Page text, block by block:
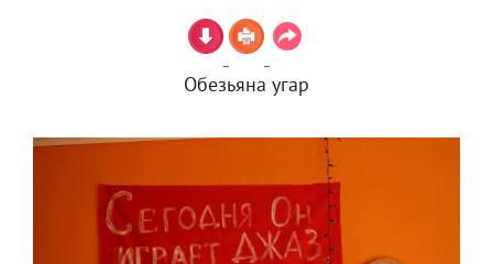
Обезьяна угар